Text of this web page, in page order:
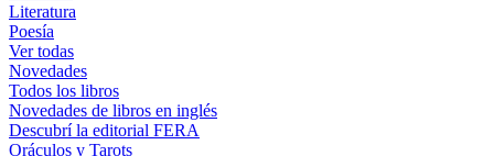
Literatura
Poesía
Ver todas
Novedades
Todos los libros
Novedades de libros en inglés
Descubrí la editorial FERA
Oráculos y Tarots